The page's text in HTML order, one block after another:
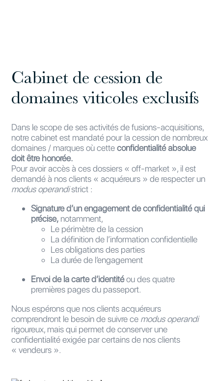
Cabinet de cession de
domaines viticoles exclusifs
Dans le scope de ses activités de fusions-acquisitions,
notre cabinet est mandaté pour la cession de nombreux
domaines / marques où cetteconfidentialité absolue
doit être honorée.
Pour avoir accès à ces dossiers « off-market », il est
demandé à nos clients « acquéreurs » de respecter un
modus operandistrict :
Signature d’un engagement de confidentialité qui
précise, notamment,
Le périmètre de la cession
La définition de l’information confidentielle
Les obligations des parties
La durée de l’engagement
Envoi de la carte d’identitéou des quatre
premières pages du passeport.
Nous espérons que nos clients acquéreurs
comprendront le besoin de suivre ce modus operandi
rigoureux, mais qui permet de conserver une
confidentialité exigée par certains de nos clients
« vendeurs ».